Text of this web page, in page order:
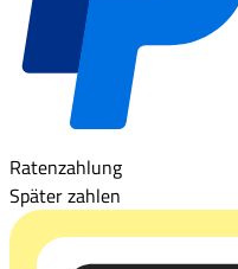
Ratenzahlung
Später zahlen